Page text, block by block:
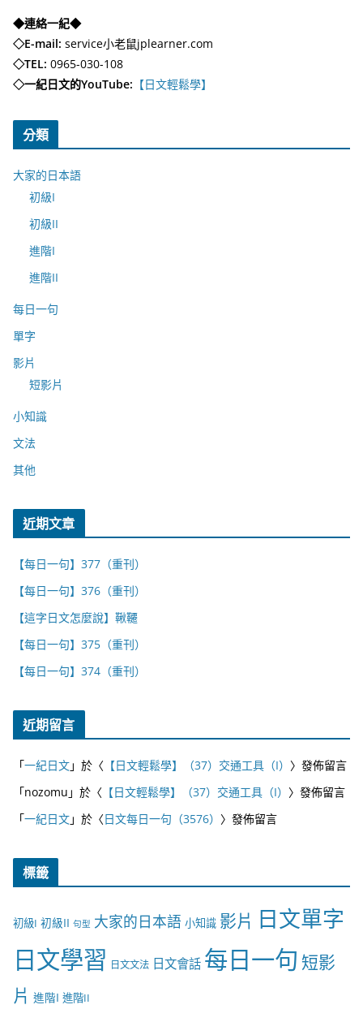
◆連絡一紀◆
◇E-mail: service小老鼠jplearner.com
◇TEL: 0965-030-108
◇一紀日文的YouTube: 【日文輕鬆學】
分類
大家的日本語
初級I
初級II
進階I
進階II
每日一句
單字
影片
短影片
小知識
文法
其他
近期文章
【每日一句】377（重刊）
【每日一句】376（重刊）
【這字日文怎麼說】鞦韆
【每日一句】375（重刊）
【每日一句】374（重刊）
近期留言
「一紀日文」於〈 【日文輕鬆學】（37）交通工具（I） 〉發佈留言
「nozomu 」於〈 【日文輕鬆學】（37）交通工具（I） 〉發佈留言
「一紀日文」於〈日文每日一句（3576） 〉發佈留言
標籤
初級I 初級II 句型 大家的日本語 小知識 影片 日文單字
日文學習 日文文法 日文會話 每日一句 短影
片 進階I 進階II